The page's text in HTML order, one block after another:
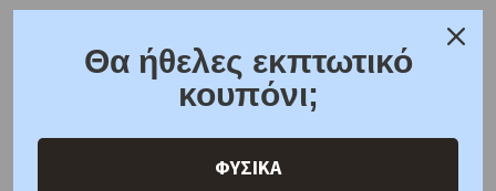
Δαχτυλίδι με Διαμάντια &
Σμαράγδια Χρυσός Κ18
Δαχτυλίδι με Treated
Σμαράγδι Χρυσός K18
1664,00 €
Θα ήθελες εκπτωτικό
κουπόνι;
ΦΥΣΙΚΑ